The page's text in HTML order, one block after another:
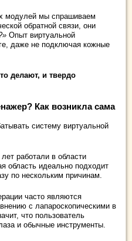
модулей мы спрашиваем
обратной связи, они
Опыт виртуальной
даже не подключая кожные
делают, и твердо
Как возникла сама
систему виртуальной
работали в области
область идеально подходит
по нескольким причинам.
часто являются
с лапароскопическими в
что пользователь
и обычные инструменты.